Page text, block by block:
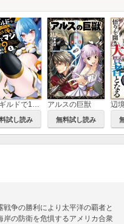
試し読み
アルスの巨獣
無料試し読み
戦争の勝利により太平洋の覇者と
岸の防衛を危惧するアメリカ合衆